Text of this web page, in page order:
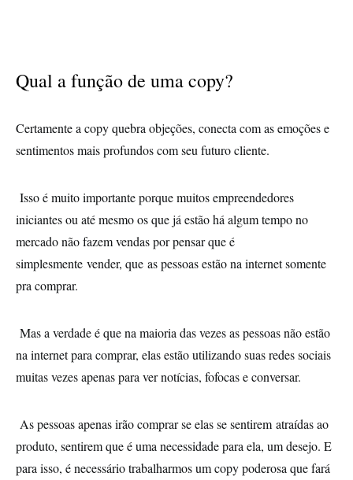
Qual a função de uma copy?
Certamente a copy quebra objeções, conecta com as emoções e
sentimentos mais profundos com seu futuro cliente.
Isso é muito importante porque muitos empreendedores
iniciantes ou até mesmo os que já estão há algum tempo no
mercado não fazem vendas por pensar que é
simplesmente vender, que as pessoas estão na internet somente
pra comprar.
Mas a verdade é que na maioria das vezes as pessoas não estão
na internet para comprar, elas estão utilizando suas redes sociais
muitas vezes apenas para ver notícias, fofocas e conversar.
As pessoas apenas irão comprar se elas se sentirem atraídas ao
produto, sentirem que é uma necessidade para ela, um desejo. E
para isso, é necessário trabalharmos um copy poderosa que fará